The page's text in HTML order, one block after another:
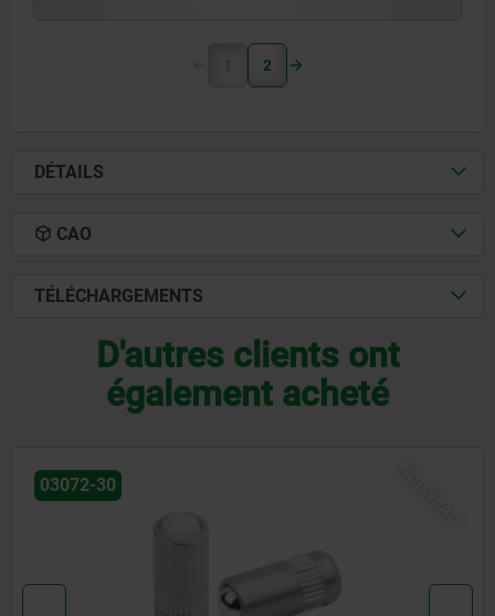
1 2
DÉTAILS
CAO
TÉLÉCHARGEMENTS
D'autres clients ont
également acheté
03051